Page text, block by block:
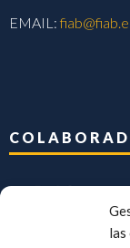
las
EMAIL: